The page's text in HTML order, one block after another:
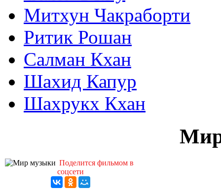
Митхун Чакраборти
Ритик Рошан
Салман Кхан
Шахид Капур
Шахрукх Кхан
Поделится фильмом в
соцсети